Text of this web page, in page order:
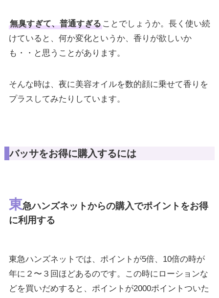
無臭すぎて、普通すぎることでしょうか。長く使い続
けていると、何か変化というか、香りが欲しいか
も・・と思うことがあります。
そんな時は、夜に美容オイルを数的顔に乗せて香りを
プラスしてみたりしています。
バッサをお得に購入するには
東急ハンズネットからの購入でポイントをお得
に利用する
東急ハンズネットでは、ポイントが5倍、10倍の時が
年に２〜３回ほどあるのです。この時にローションな
どを買いだめすると、ポイントが2000ポイントついた